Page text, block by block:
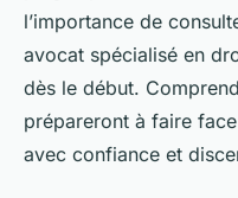
l’importance de
avocat spécialisé en
dès le début.
prépareront à faire
avec confiance et